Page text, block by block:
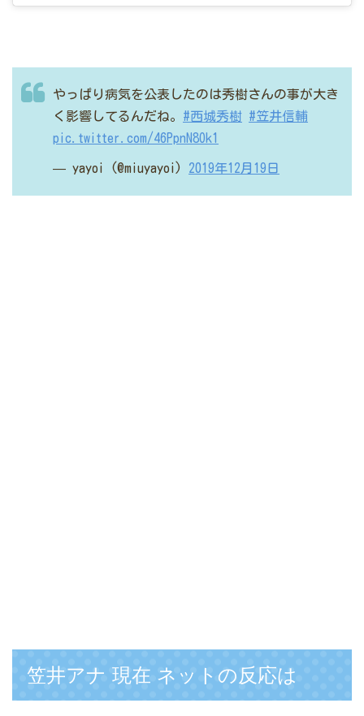
やっぱり病気を公表したのは秀樹さんの事が大き
く影響してるんだね。 #西城秀樹 #笠井信輔
pic.twitter.com/46PpnN8Ok1
— yayoi (@miuyayoi) 2019年12月19日
笠井アナ 現在 ネットの反応は